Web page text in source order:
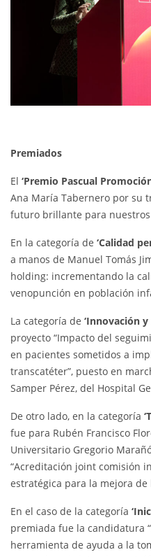
Premiados
El ‘Premio Pascual
Ana María Tabernero por su
futuro brillante para nuestros
En la categoría de ‘Calidad
a manos de Manuel Tomás
holding: incrementando la
venopunción en población
La categoría de ‘Innovación
proyecto “Impacto del
en pacientes sometidos a
transcatéter”, puesto en
Samper Pérez, del Hospital
De otro lado, en la categoría
fue para Rubén Francisco
Universitario Gregorio
“Acreditación joint comisión
estratégica para la mejora de
En el caso de la categoría
premiada fue la candidatura
herramienta de ayuda a la